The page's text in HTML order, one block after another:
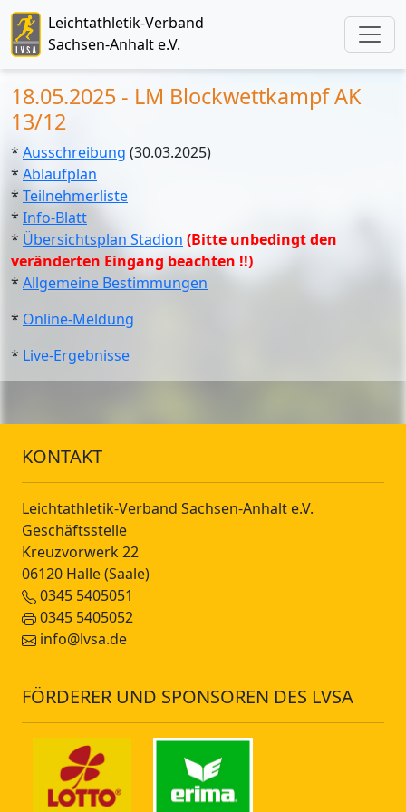
Leichtathletik-Verband
Sachsen-Anhalt e.V.
18.05.2025 - LM Blockwettkampf AK
13/12
* Ausschreibung (30.03.2025)
* Ablaufplan
* Teilnehmerliste
* Info-Blatt
* Übersichtsplan Stadion (Bitte unbedingt den
veränderten Eingang beachten !!)
* Allgemeine Bestimmungen
* Online-Meldung
* Live-Ergebnisse
KONTAKT
Leichtathletik-Verband Sachsen-Anhalt e.V.
Geschäftsstelle
Kreuzvorwerk 22
06120 Halle (Saale)
0345 5405051
0345 5405052
info@lvsa.de
FÖRDERER UND SPONSOREN DES LVSA